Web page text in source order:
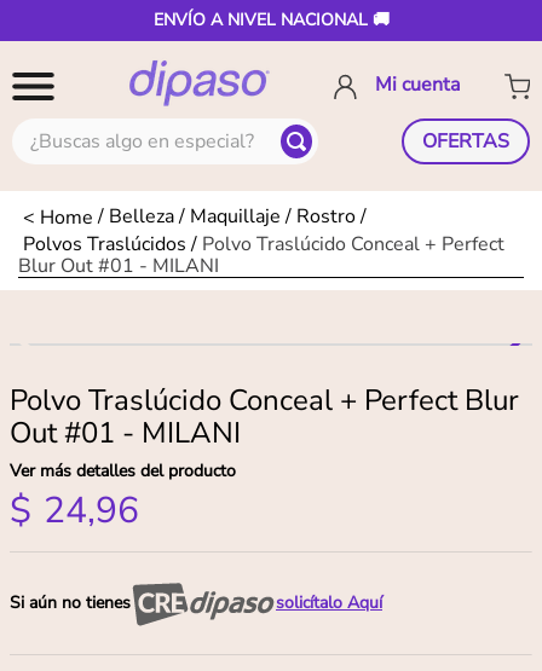
ENVÍO A NIVEL NACIONAL 🚚
¿Buscas algo en especial? OFERTAS
Belleza Maquillaje
Rostro
Polvos Traslúcidos
Polvo Traslúcido Conceal + Perfect
Blur Out #01 - MILANI
Polvo Traslúcido Conceal + Perfect Blur
Out #01 - MILANI
Ver más detalles del producto
$ 24,96
Si aún no tienes solicítalo Aquí